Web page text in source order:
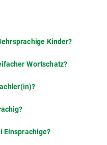
Kinder?
Wortschatz?
Einsprachige?